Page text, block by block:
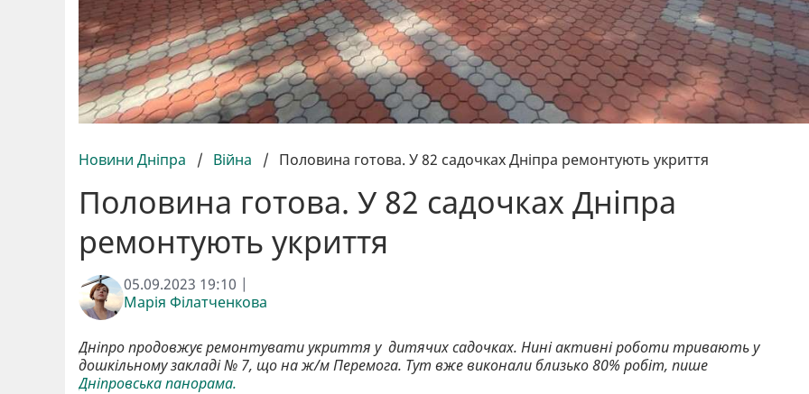
Новини Дніпра / Війна / Половина готова. У 82 садочках Дніпра ремонтують укриття
Половина готова. У 82 садочках Дніпра
ремонтують укриття
05.09.2023 19:10 |
Марія Філатченкова
Дніпро продовжує ремонтувати укриття у дитячих садочках. Нині активні роботи тривають у
дошкільному закладі № 7, що на ж/м Перемога. Тут вже виконали близько 80% робіт, пише
Дніпровська панорама.